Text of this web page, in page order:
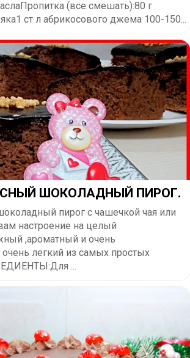
(все смешать):80 г
ст л абрикосового джема 100-150...
ШОКОЛАДНЫЙ ПИРОГ.
пирог с чашечкой чая или
настроение на целый
,ароматный и очень
легкий из самых простых
...